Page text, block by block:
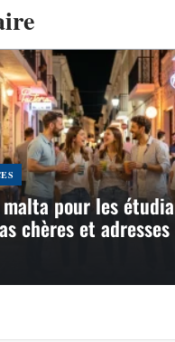
pour les
chères et